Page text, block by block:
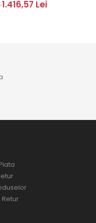
1.416,57 Lei